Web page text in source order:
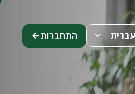
עברית
ENG
התחברות